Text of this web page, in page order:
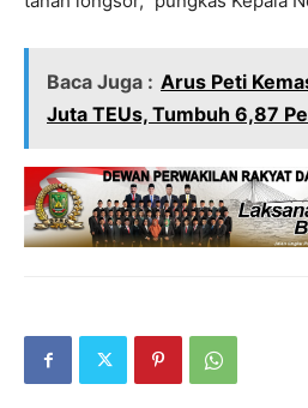
Baca Juga : Arus Peti
Juta TEUs, Tumbuh 6,87